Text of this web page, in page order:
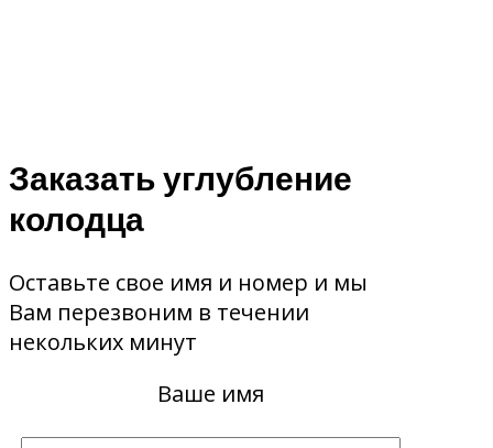
Заказать углубление
колодца
Оставьте свое имя и номер и мы
Вам перезвоним в течении
некольких минут
Ваше имя